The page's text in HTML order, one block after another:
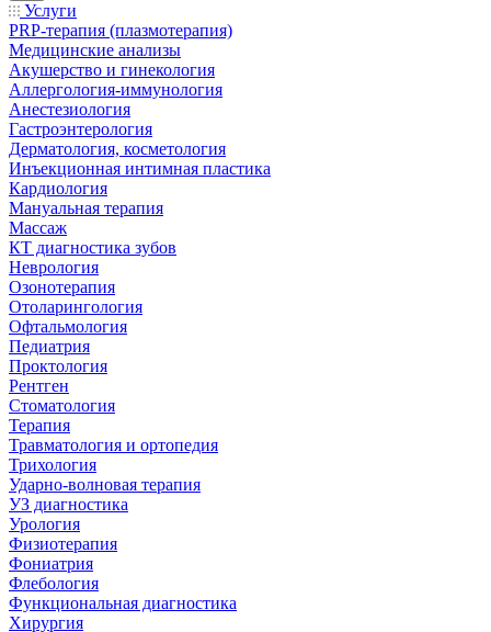
Услуги
PRP-терапия (плазмотерапия)
Медицинские анализы
Акушерство и гинекология
Аллергология-иммунология
Анестезиология
Гастроэнтерология
Дерматология, косметология
Инъекционная интимная пластика
Кардиология
Мануальная терапия
Массаж
КТ диагностика зубов
Неврология
Озонотерапия
Отоларингология
Офтальмология
Педиатрия
Проктология
Рентген
Стоматология
Терапия
Травматология и ортопедия
Трихология
Ударно-волновая терапия
УЗ диагностика
Урология
Физиотерапия
Фониатрия
Флебология
Функциональная диагностика
Хирургия